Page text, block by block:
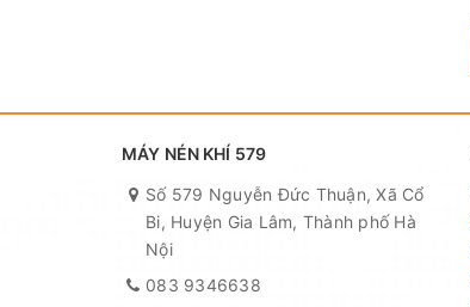
MÁY NÉN KHÍ 579
Số 579 Nguyễn Đức Thuận, Xã Cổ
Bi, Huyện Gia Lâm, Thành phố Hà
Nội
083 9346638